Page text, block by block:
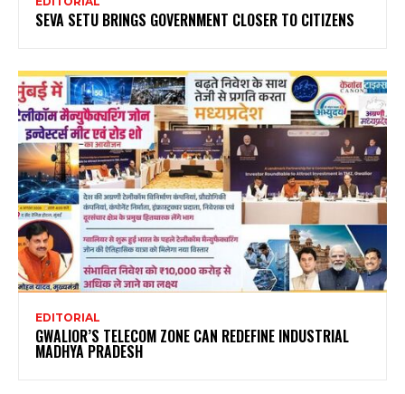
SEVA SETU BRINGS GOVERNMENT CLOSER TO CITIZENS
EDITORIAL
GWALIOR’S TELECOM ZONE CAN REDEFINE INDUSTRIAL
MADHYA PRADESH